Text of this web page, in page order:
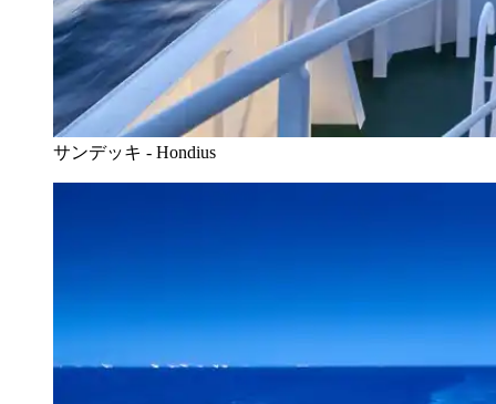
サンデッキ - Hondius